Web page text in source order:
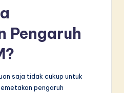
Pengaruh
saja tidak cukup untuk
pengaruh